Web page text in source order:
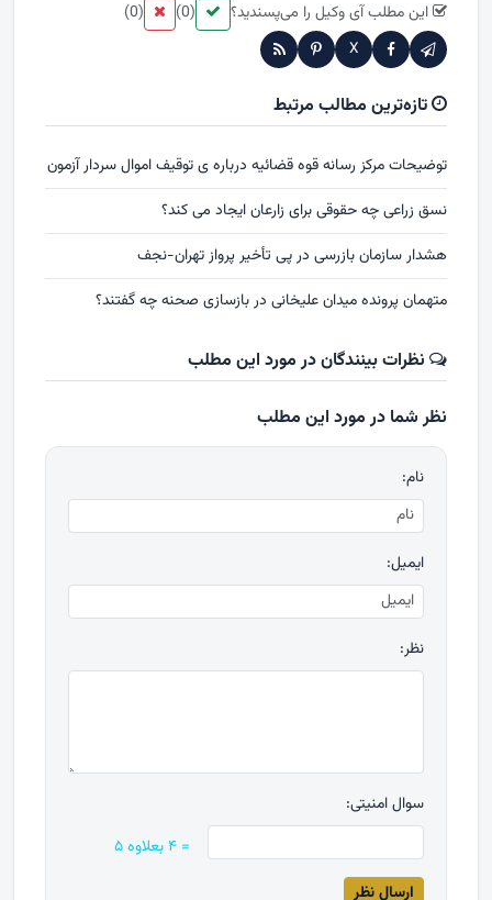
این مطلب آی وکیل را می‌پسندید؟ (0)
(0)
X
تازه‌ترین مطالب مرتبط
توضیحات مرکز رسانه قوه قضائیه درباره ی توقیف اموال سردار آزمون
نسق زراعی چه حقوقی برای زارعان ایجاد می کند؟
هشدار سازمان بازرسی در پی تأخیر پرواز تهران-نجف
متهمان پرونده میدان علیخانی در بازسازی صحنه چه گفتند؟
نظرات بینندگان در مورد این مطلب
نظر شما در مورد این مطلب
نام:
ایمیل:
نظر:
سوال امنیتی:
= ۴ بعلاوه ۵